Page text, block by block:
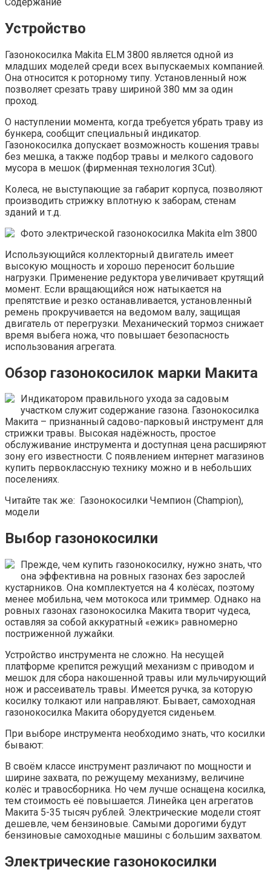
Устройство
Газонокосилка Makita ELM 3800 является одной из
младших моделей среди всех выпускаемых компанией.
Она относится к роторному типу. Установленный нож
позволяет срезать траву шириной 380 мм за один
проход.
О наступлении момента, когда требуется убрать траву из
бункера, сообщит специальный индикатор.
Газонокосилка допускает возможность кошения травы
без мешка, а также подбор травы и мелкого садового
мусора в мешок (фирменная технология 3Cut).
Колеса, не выступающие за габарит корпуса, позволяют
производить стрижку вплотную к заборам, стенам
зданий и т.д.
Фото электрической газонокосилка Makita elm 3800
Использующийся коллекторный двигатель имеет
высокую мощность и хорошо переносит большие
нагрузки. Применение редуктора увеличивает крутящий
момент. Если вращающийся нож натыкается на
препятствие и резко останавливается, установленный
ремень прокручивается на ведомом валу, защищая
двигатель от перегрузки. Механический тормоз снижает
время выбега ножа, что повышает безопасность
использования агрегата.
Обзор газонокосилок марки Макита
Индикатором правильного ухода за садовым
участком служит содержание газона. Газонокосилка
Макита – признанный садово-парковый инструмент для
стрижки травы. Высокая надёжность, простое
обслуживание инструмента и доступная цена расширяют
зону его известности. С появлением интернет магазинов
купить первоклассную технику можно и в небольших
поселениях.
Читайте так же: Газонокосилки Чемпион (Champion),
модели
Выбор газонокосилки
Прежде, чем купить газонокосилку, нужно знать, что
она эффективна на ровных газонах без зарослей
кустарников. Она комплектуется на 4 колёсах, поэтому
менее мобильна, чем мотокоса или триммер. Однако на
ровных газонах газонокосилка Макита творит чудеса,
оставляя за собой аккуратный «ежик» равномерно
постриженной лужайки.
Устройство инструмента не сложно. На несущей
платформе крепится режущий механизм с приводом и
мешок для сбора накошенной травы или мульчирующий
нож и рассеиватель травы. Имеется ручка, за которую
косилку толкают или направляют. Бывает, самоходная
газонокосилка Макита оборудуется сиденьем.
При выборе инструмента необходимо знать, что косилки
бывают:
В своём классе инструмент различают по мощности и
ширине захвата, по режущему механизму, величине
колёс и травосборника. Но чем лучше оснащена косилка,
тем стоимость её повышается. Линейка цен агрегатов
Макита 5-35 тысяч рублей. Электрические модели стоят
дешевле, чем бензиновые. Самыми дорогими будут
бензиновые самоходные машины с большим захватом.
Электрические газонокосилки